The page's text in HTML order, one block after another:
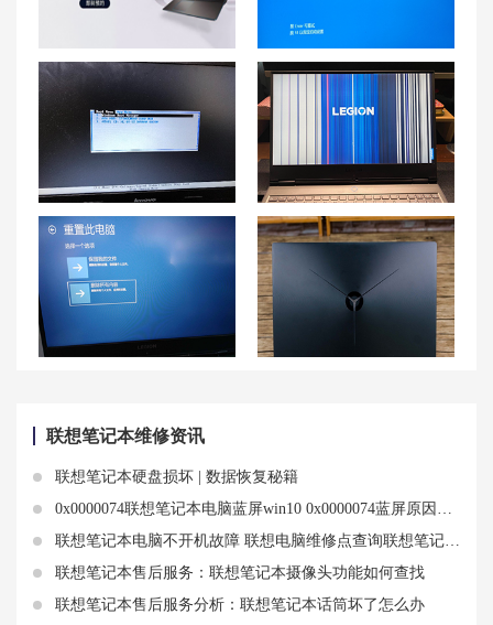
郑州联想笔记本维修中心_郑州联想电脑售后服务网点|售后电话 联想蓝屏故障解决方案——联想笔记本蓝屏代码0xc0000001
联想重装系统后无法进入系统win10解决方法分享 拯救者花屏是什么原因 联想拯救者屏幕闪烁是怎么回事
联想笔记本维修资讯
联想笔记本硬盘损坏 | 数据恢复秘籍
0x0000074联想笔记本电脑蓝屏win10 0x0000074蓝屏原因分析
联想笔记本电脑不开机故障 联想电脑维修点查询联想笔记本电脑打不开黑屏方法
联想笔记本售后服务：联想笔记本摄像头功能如何查找
联想笔记本售后服务分析：联想笔记本话筒坏了怎么办